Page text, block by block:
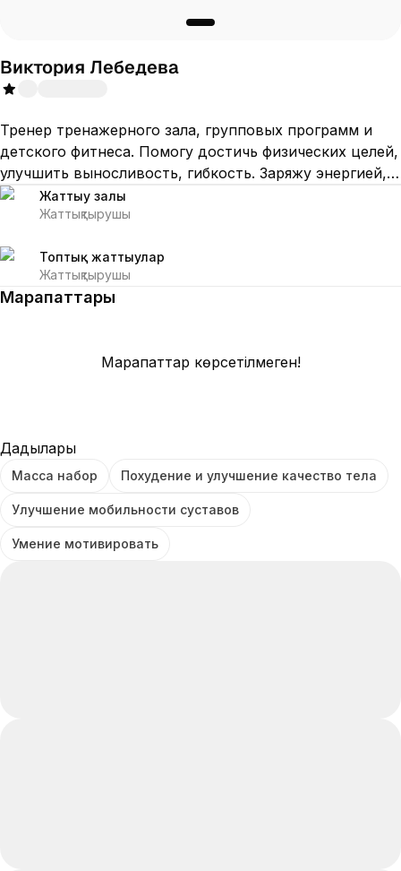
Виктория Лебедева
Тренер тренажерного зала, групповых программ и
детского фитнеса. Помогу достичь физических целей,
улучшить выносливость, гибкость. Заряжу энергией,
обеспечу прекрасным настроением и вдохновением
на весь день!
Жаттығу залы
Жаттықтырушы
Топтық жаттығулар
Жаттықтырушы
Марапаттары
Марапаттар көрсетілмеген!
Дағдылары
Масса набор Похудение и улучшение качество тела
Улучшение мобильности суставов
Умение мотивировать